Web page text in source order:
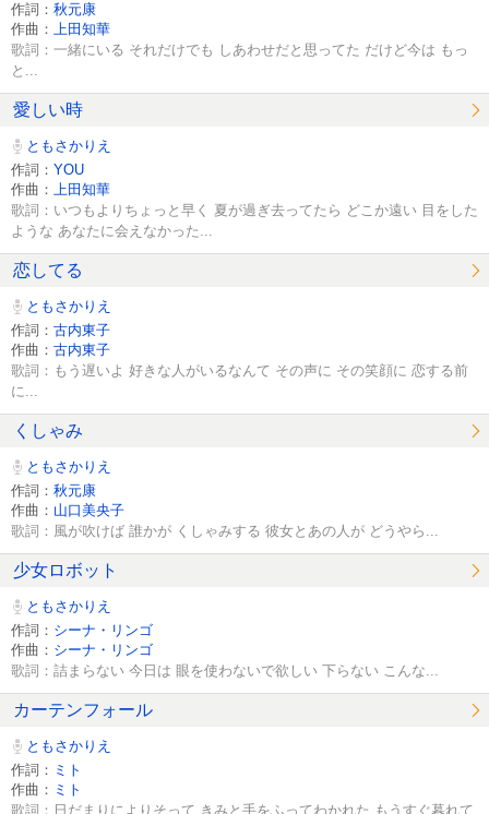
作詞： 秋元康
作曲：
上田知華
歌詞：一緒にいる それだけでも しあわせだと思ってた だけど今は もっ
と...
愛しい時
ともさかりえ
作詞： YOU
作曲：
上田知華
歌詞：いつもよりちょっと早く 夏が過ぎ去ってたら どこか遠い 目をした
ような あなたに会えなかった...
恋してる
ともさかりえ
作詞： 古内東子
作曲： 古内東子
歌詞：もう遅いよ 好きな人がいるなんて その声に その笑顔に 恋する前
に...
くしゃみ
ともさかりえ
作詞： 秋元康
作曲： 山口美央子
歌詞：風が吹けば 誰かが くしゃみする 彼女とあの人が どうやら...
少女ロボット
ともさかりえ
作詞： シーナ・リンゴ
作曲： シーナ・リンゴ
歌詞：詰まらない 今日は 眼を使わないで欲しい 下らない こんな...
カーテンフォール
ともさかりえ
作詞： ミト
作曲： ミト
歌詞：日だまりによりそって きみと手をふってわかれた もうすぐ暮れて